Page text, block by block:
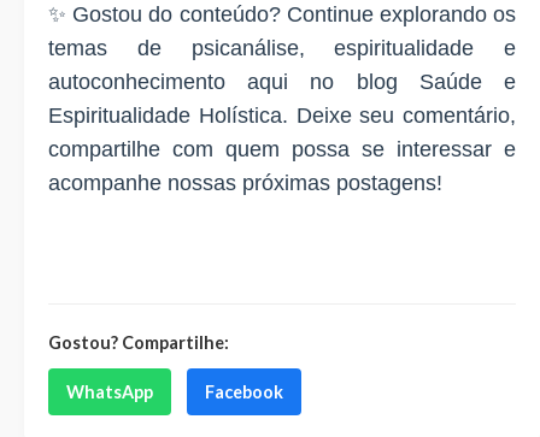
✨ Gostou do conteúdo? Continue explorando os
temas de psicanálise, espiritualidade e
autoconhecimento aqui no blog Saúde e
Espiritualidade Holística. Deixe seu comentário,
compartilhe com quem possa se interessar e
acompanhe nossas próximas postagens!
Gostou? Compartilhe:
WhatsApp Facebook